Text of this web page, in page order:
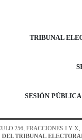
TRIBUNAL
SESIÓN PÚBLICA
256, FRACCIONES I Y
DEL TRIBUNAL